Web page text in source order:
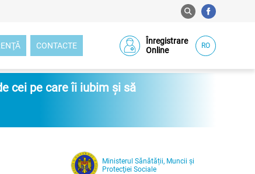
CONTACTE
Înregistrare
Online
RO
cei pe care îi iubim și să
Ministerul Sănătății, Muncii și
Protecţiei Sociale